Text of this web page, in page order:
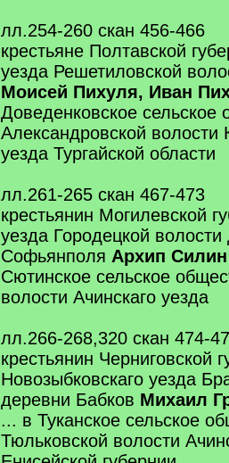
лл.254-260 скан 456-466
крестьяне Полтавской
уезда Решетиловской
Моисей Пихуля, Иван
Доведенковское сельское
Александровской волости
уезда Тургайской области
лл.261-265 скан 467-473
крестьянин Могилевской
уезда Городецкой волости
Софьянполя Архип
Сютинское сельское
волости Ачинскаго уезда
лл.266-268,320 скан 474-
крестьянин Черниговской
Новозыбковскаго уезда
деревни Бабков Михаил
... в Туканское сельское
Тюльковской волости